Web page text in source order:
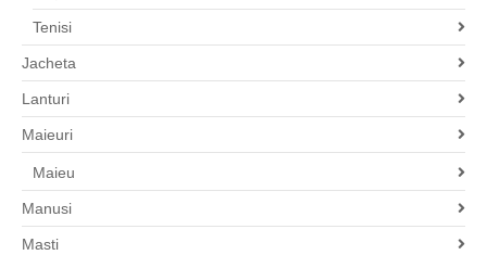
Tenisi
Jacheta
Lanturi
Maieuri
Maieu
Manusi
Masti